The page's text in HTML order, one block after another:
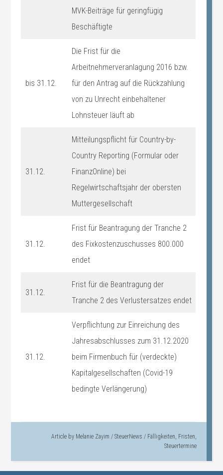
MVK-Beiträge für geringfügig
Beschäftigte
bis 31.12.
Die Frist für die
Arbeitnehmerveranlagung 2016 bzw.
für den Antrag auf die Rückzahlung
von zu Unrecht einbehaltener
Lohnsteuer läuft ab
31.12.
Mitteilungspflicht für Country-by-
Country Reporting (Formular oder
FinanzOnline) bei
Regelwirtschaftsjahr der obersten
Muttergesellschaft
31.12.
Frist für Beantragung der Tranche 2
des Fixkostenzuschusses 800.000
endet
31.12.
Frist für die Beantragung der
Tranche 2 des Verlustersatzes endet
31.12.
Verpflichtung zur Einreichung des
Jahresabschlusses zum 31.12.2020
beim Firmenbuch für (verdeckte)
Kapitalgesellschaften (Covid-19
bedingte Verlängerung)
Article by Melanie Zayim / SteuerNews / Fälligkeiten, Fristen,
Steuertermine